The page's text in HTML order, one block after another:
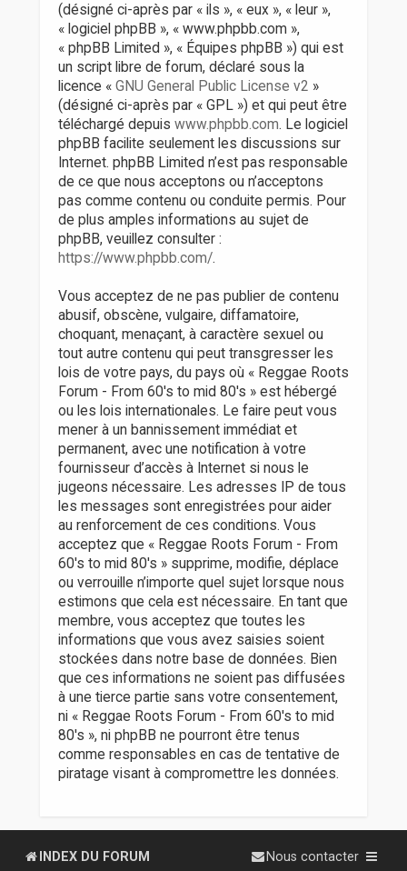
(désigné ci-après par « ils », « eux », « leur »,
« logiciel phpBB », « www.phpbb.com »,
« phpBB Limited », « Équipes phpBB ») qui est
un script libre de forum, déclaré sous la
licence « GNU General Public License v2 »
(désigné ci-après par « GPL ») et qui peut être
téléchargé depuis www.phpbb.com. Le logiciel
phpBB facilite seulement les discussions sur
Internet. phpBB Limited n’est pas responsable
de ce que nous acceptons ou n’acceptons
pas comme contenu ou conduite permis. Pour
de plus amples informations au sujet de
phpBB, veuillez consulter :
https://www.phpbb.com/.
Vous acceptez de ne pas publier de contenu
abusif, obscène, vulgaire, diffamatoire,
choquant, menaçant, à caractère sexuel ou
tout autre contenu qui peut transgresser les
lois de votre pays, du pays où « Reggae Roots
Forum - From 60's to mid 80's » est hébergé
ou les lois internationales. Le faire peut vous
mener à un bannissement immédiat et
permanent, avec une notification à votre
fournisseur d’accès à Internet si nous le
jugeons nécessaire. Les adresses IP de tous
les messages sont enregistrées pour aider
au renforcement de ces conditions. Vous
acceptez que « Reggae Roots Forum - From
60's to mid 80's » supprime, modifie, déplace
ou verrouille n’importe quel sujet lorsque nous
estimons que cela est nécessaire. En tant que
membre, vous acceptez que toutes les
informations que vous avez saisies soient
stockées dans notre base de données. Bien
que ces informations ne soient pas diffusées
à une tierce partie sans votre consentement,
ni « Reggae Roots Forum - From 60's to mid
80's », ni phpBB ne pourront être tenus
comme responsables en cas de tentative de
piratage visant à compromettre les données.
INDEX DU FORUM Nous contacter